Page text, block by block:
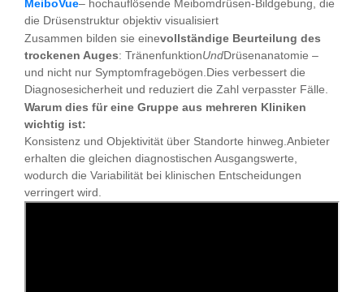
MeiboVue– hochauflösende Meibomdrüsen-Bildgebung, die
die Drüsenstruktur objektiv visualisiert
Zusammen bilden sie einevollständige Beurteilung des
trockenen Auges: TränenfunktionUndDrüsenanatomie –
und nicht nur Symptomfragebögen.Dies verbessert die
Diagnosesicherheit und reduziert die Zahl verpasster Fälle.
Warum dies für eine Gruppe aus mehreren Kliniken
wichtig ist:
Konsistenz und Objektivität über Standorte hinweg.Anbieter
erhalten die gleichen diagnostischen Ausgangswerte,
wodurch die Variabilität bei klinischen Entscheidungen
verringert wird.